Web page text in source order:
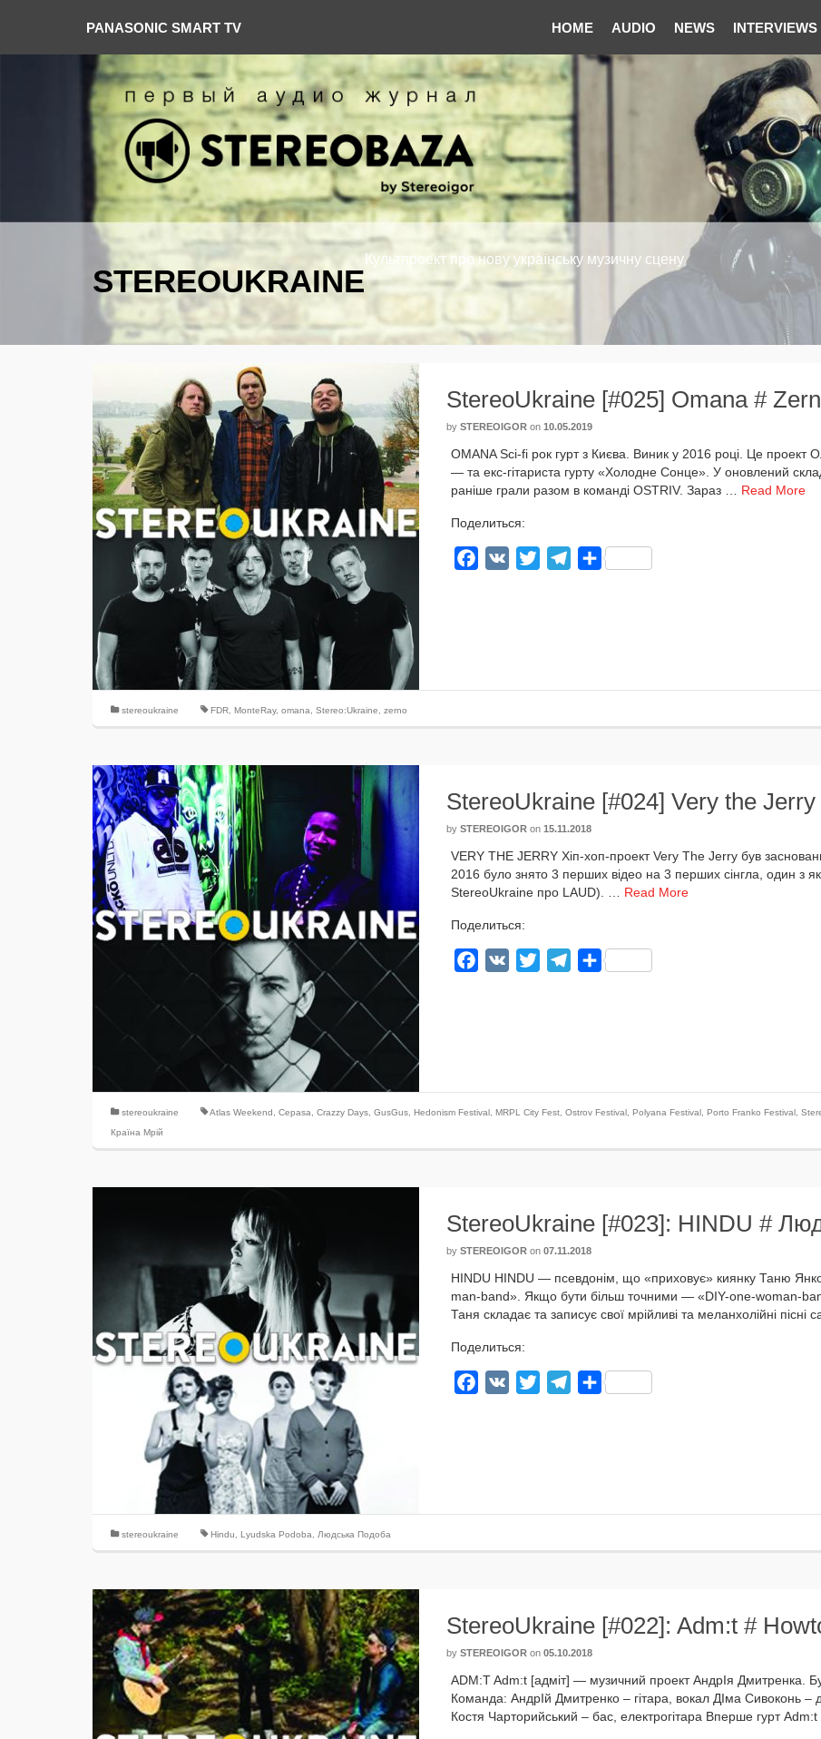
PANASONIC SMART TV HOME AUDIO NEWS INTERVIEWS
STEREOUKRAINE
Культпроект про нову українську музичну сцену
StereoUkraine [#025] Omana #
by STEREOIGOR on 10.05.2019
OMANA Sci-fi рок гурт з Києва. Виник у 2016 році. Це
— та екс-гітариста гур­ту «Холодне Сонце». У онов­ле­ний
рані­ше гра­ли разом в коман­ді OSTRIV. Зараз … Read More
Поделиться:
Facebook
VK Twitter TelegramОтправить
stereoukraine FDR MonteRay, omana Stereo:Ukraine zerno
StereoUkraine [#024] Very the
by STEREOIGOR on 15.11.2018
VERY THE JERRY Хіп-хоп-проект Very The Jerry був
2016 було зня­то 3 пер­ших відео на 3 пер­ших сінгла, один з
StereoUkraine про LAUD). … Read More
Поделиться:
Facebook
VK Twitter TelegramОтправить
stereoukraine Atlas Weekend Cepasa Crazzy Days GusGus Hedonism Festival MRPL City Fest Ostrov Festival Polyana Festival Porto Franko Festival
Країна Мрій
StereoUkraine [#023]: HINDU #
by STEREOIGOR on 07.11.2018
HINDU HINDU — псев­донім, що «при­хо­вує» киян­ку Таню
man-band». Якщо бути більш точ­ни­ми — «DIY-one-woman-
Таня скла­дає та запи­сує свої мрій­ливі та мелан­хо­лій­ні піс­ні
Поделиться:
Facebook
VK Twitter TelegramОтправить
stereoukraine Hindu Lyudska Podoba Людська Подоба
StereoUkraine [#022]: Adm:t #
by STEREOIGOR on 05.10.2018
ADM:T Adm:t [адміт] — музич­ний про­ект АндрІя Дмитренка.
Команда: АндрІй Дмитренко – гіта­ра, вокал ДІма Сивоконь –
Костя Чарторийський – бас, елек­тро­гіта­ра Вперше гурт